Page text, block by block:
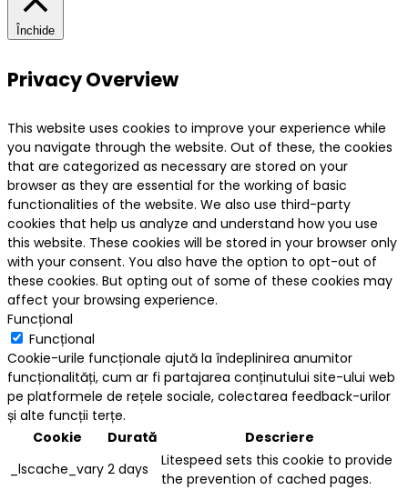
Închide
Privacy Overview
This website uses cookies to improve your experience while
you navigate through the website. Out of these, the cookies
that are categorized as necessary are stored on your
browser as they are essential for the working of basic
functionalities of the website. We also use third-party
cookies that help us analyze and understand how you use
this website. These cookies will be stored in your browser only
with your consent. You also have the option to opt-out of
these cookies. But opting out of some of these cookies may
affect your browsing experience.
Funcțional
Funcțional
Cookie-urile funcționale ajută la îndeplinirea anumitor
funcționalități, cum ar fi partajarea conținutului site-ului web
pe platformele de rețele sociale, colectarea feedback-urilor
și alte funcții terțe.
Cookie
Durată
Descriere
_lscache_vary 2 days
Litespeed sets this cookie to provide
the prevention of cached pages.